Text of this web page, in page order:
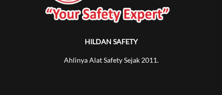
HILDAN SAFETY
Ahlinya Alat Safety Sejak 2011.